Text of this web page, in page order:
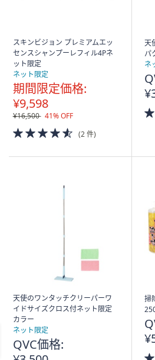
スキンビジョン プレミアムエッ
センスシャンプーレフィル4Pネ
ット限定
ネット限定
期間限定価格:
¥9,598
¥16,500 41% OFF
4.5
of
(2 件)
天
パ
ネ
天使のワンタッチクリーパーワ
イドサイズクロス付ネット限定
カラー
ネット限定
QVC価格:
掃